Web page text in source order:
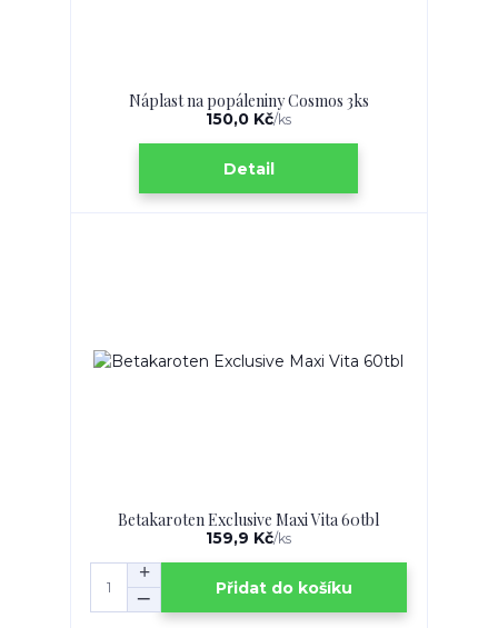
Náplast na popáleniny Cosmos 3ks
150,0 Kč/ks
Detail
Betakaroten Exclusive Maxi Vita 60tbl
159,9 Kč/ks
Přidat do košíku